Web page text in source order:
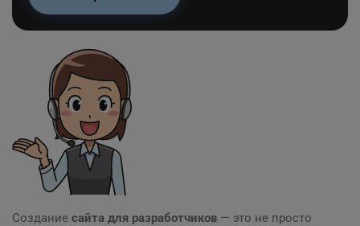
Создание сайта для разработчиков — это не просто